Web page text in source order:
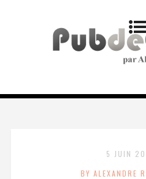
5 JUIN
BY ALEXANDRE